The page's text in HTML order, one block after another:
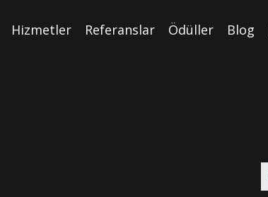
Hizmetler Referanslar Ödüller Blog